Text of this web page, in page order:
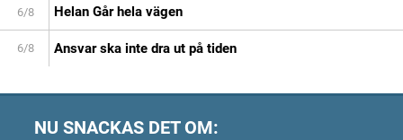
6/8 Helan Går hela vägen
6/8 Ansvar ska inte dra ut på tiden
NU SNACKAS DET OM: